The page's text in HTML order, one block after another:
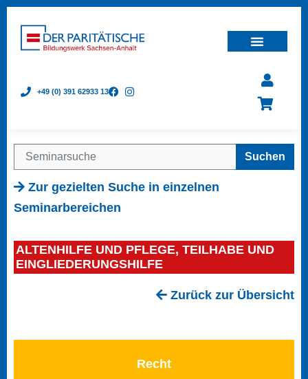
+49 (0) 391 62933 13
Suchen
Zur gezielten Suche in einzelnen
Seminarbereichen
ALTENHILFE UND PFLEGE, TEILHABE UND
EINGLIEDERUNGSHILFE
Zurück zur Übersicht
Recht